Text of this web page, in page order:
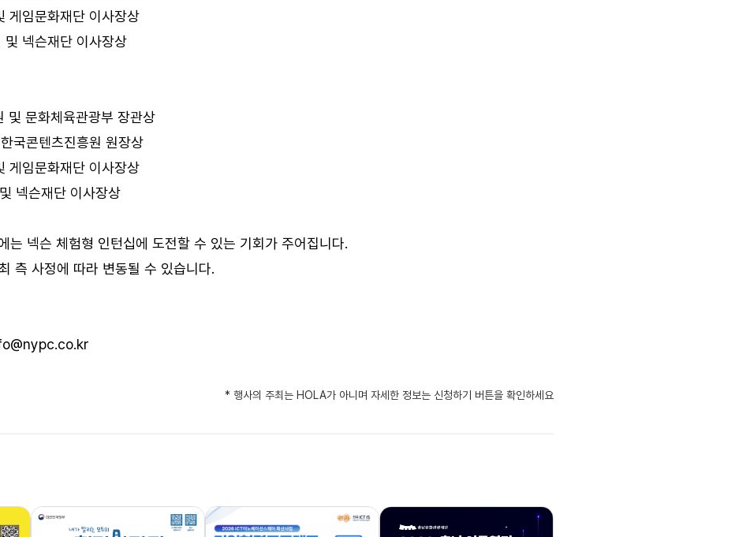
임문화재단 이사장상
넥슨재단 이사장상
및 문화체육관광부 장관상
국콘텐츠진흥원 원장상
임문화재단 이사장상
넥슨재단 이사장상
넥슨 체험형 인턴십에 도전할 수 있는 기회가 주어집니다.
측 사정에 따라 변동될 수 있습니다.
* 행사의 주최는 HOLA가 아니며 자세한 정보는 신청하기 버튼을 확인하세요